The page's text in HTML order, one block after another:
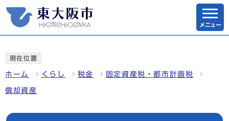
メニュー
現在位置
ホーム くらし 税金 固定資産税・都市計画税
償却資産